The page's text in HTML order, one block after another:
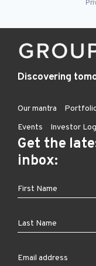
Discovering
Our mantra
Events
Investor
Get the
inbox: